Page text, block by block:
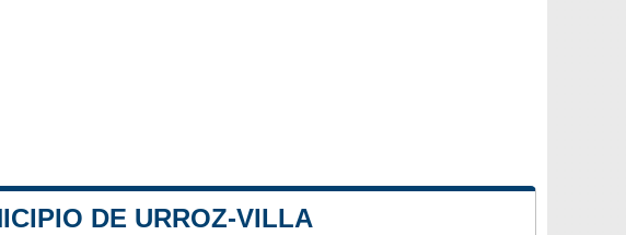
DE URROZ-VILLA